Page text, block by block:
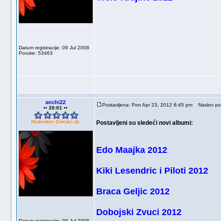
Datum registracije: 09 Jul 2008
Poruke: 53463
anchi22
•• 20:01 ••
Postavljena: Pon Apr 23, 2012 6:45 pm Naslov
Postavljeni su sledeći novi albumi:
Edo Maajka 2012
Kiki Lesendric i Piloti 2012
Braca Geljic 2012
Dobojski Zvuci 2012